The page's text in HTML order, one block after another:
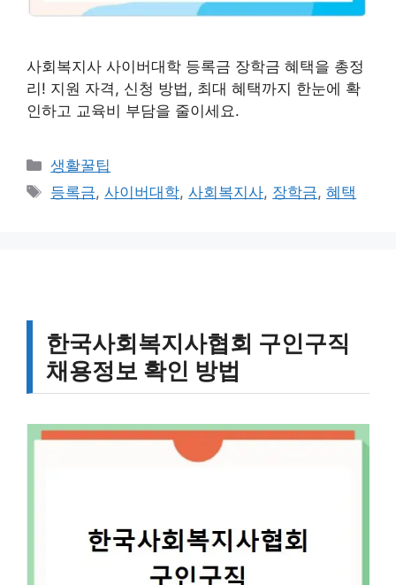
사회복지사 사이버대학 등록금 장학금 혜택을 총정
리! 지원 자격, 신청 방법, 최대 혜택까지 한눈에 확
인하고 교육비 부담을 줄이세요.
카
테
생활꿀팁
태
등록금,사이버대학,사회복지사, 장학금,혜택
한국사회복지사협회 구인구직
채용정보 확인 방법